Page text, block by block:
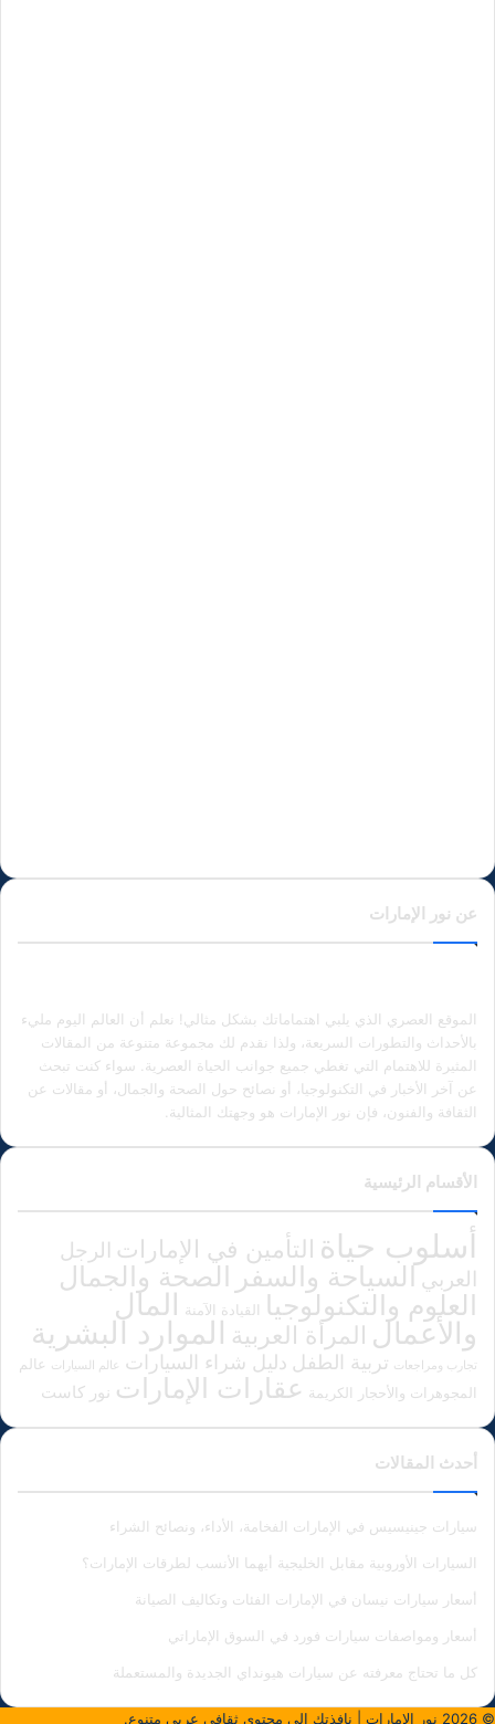
عن نور الإمارات
الموقع العصري الذي يلبي اهتماماتك بشكل مثالي! نعلم أن العالم اليوم مليء
بالأحداث والتطورات السريعة، ولذا نقدم لك مجموعة متنوعة من المقالات
المثيرة للاهتمام التي تغطي جميع جوانب الحياة العصرية. سواء كنت تبحث
عن آخر الأخبار في التكنولوجيا، أو نصائح حول الصحة والجمال، أو مقالات عن
الثقافة والفنون، فإن نور الإمارات هو وجهتك المثالية.
الأقسام الرئيسية
أسلوب حياة التأمين في الإمارات
الرجل
العربي السياحة والسفر الصحة والجمال
العلوم والتكنولوجيا
القيادة الآمنة المال
والأعمال المرأة العربية الموارد البشرية
تجارب ومراجعات تربية الطفل دليل شراء السيارات عالم السيارات عالم
المجوهرات والأحجار الكريمة عقارات الإمارات نور كاست
أحدث المقالات
سيارات جينيسيس في الإمارات الفخامة، الأداء، ونصائح الشراء
السيارات الأوروبية مقابل الخليجية أيهما الأنسب لطرقات الإمارات؟
أسعار سيارات نيسان في الإمارات الفئات وتكاليف الصيانة
أسعار ومواصفات سيارات فورد في السوق الإماراتي
كل ما تحتاج معرفته عن سيارات هيونداي الجديدة والمستعملة
© 2026 نور الإمارات | نافذتك إلى محتوى ثقافي عربي متنوع.